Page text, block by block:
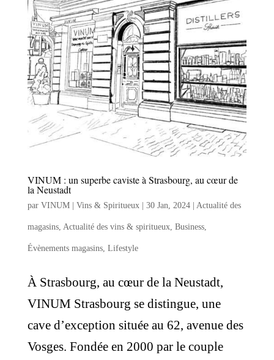
VINUM : un superbe caviste à Strasbourg, au cœur de
la Neustadt
par VINUM | Vins & Spiritueux| 30 Jan, 2024| Actualité des
magasins, Actualité des vins & spiritueux, Business,
Évènements magasins, Lifestyle
À Strasbourg, au cœur de la Neustadt,
VINUM Strasbourg se distingue, une
cave d’exception située au 62, avenue des
Vosges. Fondée en 2000 par le couple